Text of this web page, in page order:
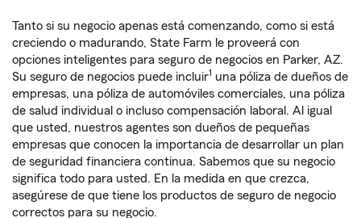
Tanto si su negocio apenas está comenzando, como si está
creciendo o madurando, State Farm le proveerá con
opciones inteligentes para seguro de negocios en Parker, AZ.
Su seguro de negocios puede incluir1 una póliza de dueños de
empresas, una póliza de automóviles comerciales, una póliza
de salud individual o incluso compensación laboral. Al igual
que usted, nuestros agentes son dueños de pequeñas
empresas que conocen la importancia de desarrollar un plan
de seguridad financiera continua. Sabemos que su negocio
significa todo para usted. En la medida en que crezca,
asegúrese de que tiene los productos de seguro de negocio
correctos para su negocio.